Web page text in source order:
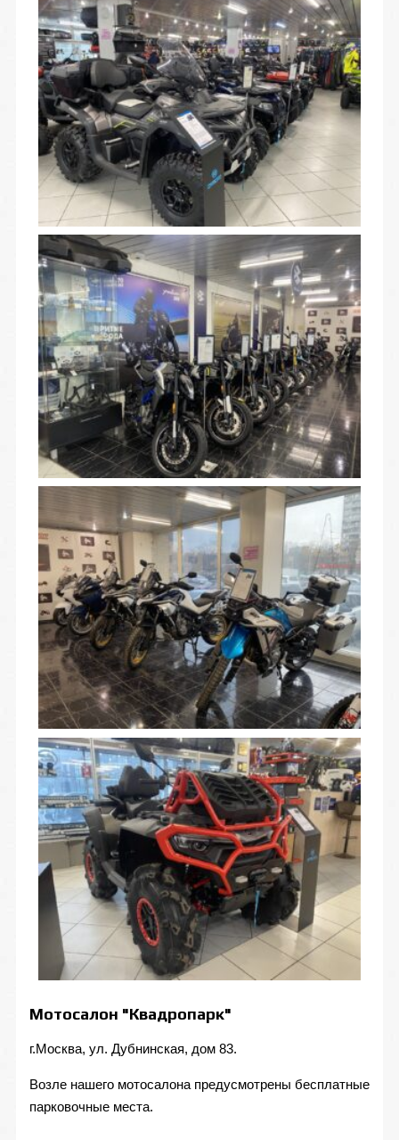
Мотосалон "Квадропарк"
г.Москва, ул. Дубнинская, дом 83.
Возле нашего мотосалона предусмотрены бесплатные
парковочные места.